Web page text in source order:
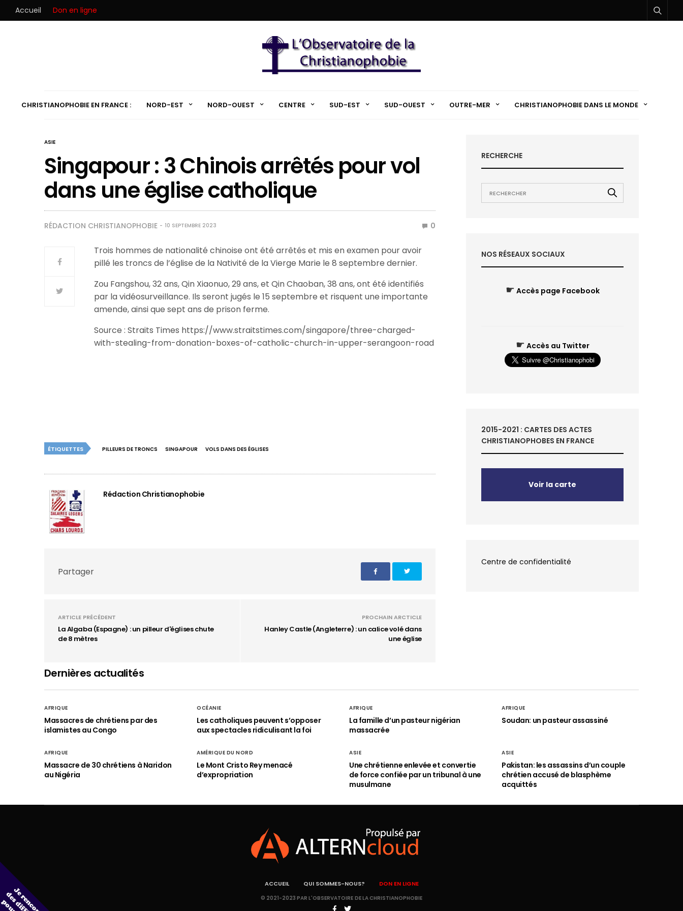
Accueil Don en ligne
CHRISTIANOPHOBIE EN FRANCE : NORD-EST NORD-OUEST CENTRE SUD-EST SUD-OUEST OUTRE-MER CHRISTIANOPHOBIE DANS LE MONDE
ASIE
Singapour : 3 Chinois arrêtés pour vol
dans une église catholique
RÉDACTION CHRISTIANOPHOBIE 10 SEPTEMBRE 2023 0
Trois hommes de nationalité chinoise ont été arrêtés et mis en examen pour avoir
pillé les troncs de l’église de la Nativité de la Vierge Marie le 8 septembre dernier.
Zou Fangshou, 32 ans, Qin Xiaonuo, 29 ans, et Qin Chaoban, 38 ans, ont été identifiés
par la vidéosurveillance. Ils seront jugés le 15 septembre et risquent une importante
amende, ainsi que sept ans de prison ferme.
Source : Straits Times https://www.straitstimes.com/singapore/three-charged-
with-stealing-from-donation-boxes-of-catholic-church-in-upper-serangoon-road
ÉTIQUETTES PILLEURS DE TRONCS SINGAPOUR VOLS DANS DES ÉGLISES
Rédaction Christianophobie
Partager
ARTICLE PRÉCÉDENT
La Algaba (Espagne) : un pilleur d'églises chute
de 8 mètres
PROCHAIN ARCTICLE
Hanley Castle (Angleterre) : un calice volé dans
une église
RECHERCHE
NOS RÉSEAUX SOCIAUX
☛ Accès page Facebook
☛ Accès au Twitter
2015-2021 : CARTES DES ACTES
CHRISTIANOPHOBES EN FRANCE
Voir la carte
Centre de confidentialité
Dernières actualités
AFRIQUE
Massacres de chrétiens par des
islamistes au Congo
OCÉANIE
Les catholiques peuvent s’opposer
aux spectacles ridiculisant la foi
AFRIQUE
La famille d’un pasteur nigérian
massacrée
AFRIQUE
Soudan: un pasteur assassiné
AFRIQUE
Massacre de 30 chrétiens à Naridon
au Nigéria
AMÉRIQUE DU NORD
Le Mont Cristo Rey menacé
d’expropriation
ASIE
Une chrétienne enlevée et convertie
de force confiée par un tribunal à une
musulmane
ASIE
Pakistan: les assassins d’un couple
chrétien accusé de blasphème
acquittés
ACCUEIL QUI SOMMES-NOUS? DON EN LIGNE
© 2021-2023 PAR L'OBSERVATOIRE DE LA CHRISTIANOPHOBIE